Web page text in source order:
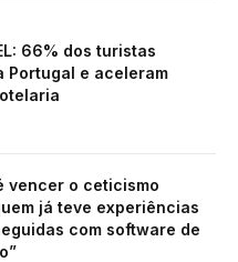
66% dos turistas
Portugal e aceleram
vencer o ceticismo
já teve experiências
com software de